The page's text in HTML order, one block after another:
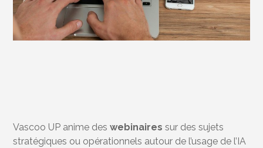
Vascoo UP anime deswebinaires sur des sujets
stratégiques ou opérationnels autour de l’usage de l’IA